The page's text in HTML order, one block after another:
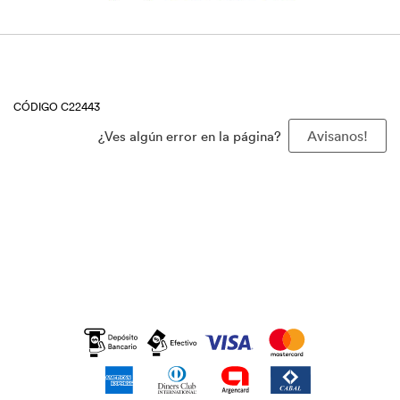
CÓDIGO C22443
¿Ves algún error en la página? Avisanos!